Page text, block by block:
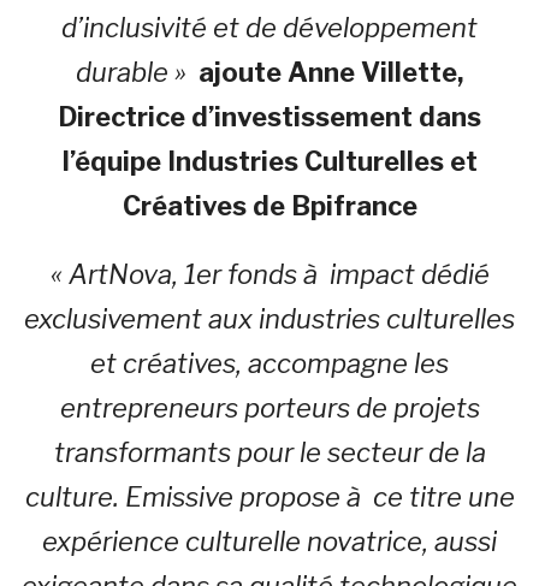
d’inclusivité et de développement
durable » ajoute Anne Villette,
Directrice d’investissement dans
l’équipe Industries Culturelles et
Créatives de Bpifrance
« ArtNova, 1er fonds à impact dédié
exclusivement aux industries culturelles
et créatives, accompagne les
entrepreneurs porteurs de projets
transformants pour le secteur de la
culture. Emissive propose à ce titre une
expérience culturelle novatrice, aussi